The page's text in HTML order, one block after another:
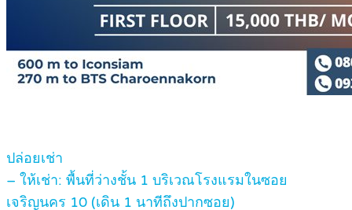
ปล่อยเช่า
– ให้เช่า: พื้นที่ว่างชั้น 1 บริเวณโรงแรมในซอย
เจริญนคร 10 (เดิน 1 นาทีถึงปากซอย)